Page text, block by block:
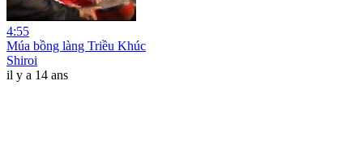
4:55
Múa bồng làng Triều Khúc
Shiroi
il y a 14 ans